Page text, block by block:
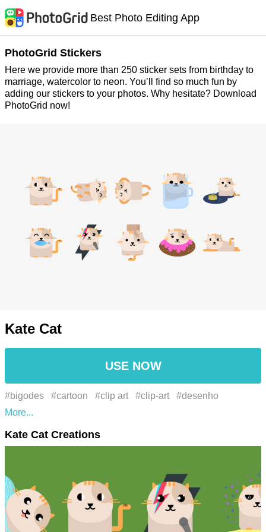
Best Photo Editing App
PhotoGrid Stickers
Here we provide more than 250 sticker sets from birthday to
marriage, watercolor to neon. You’ll find so much fun by
adding our stickers to your photos. Why hesitate? Download
PhotoGrid now!
Kate Cat
USE NOW
#bigodes #cartoon #clip art #clip-art #desenho
#muroidea #rodent #roedor #snout #whiskers #الهمستر
#قصاصة فنية #كرتون #مرويدية #ひげ #イラスト #ガービ
ル #クリップアート #ハムスター #ムロイデア #仓鼠
Kate Cat Creations